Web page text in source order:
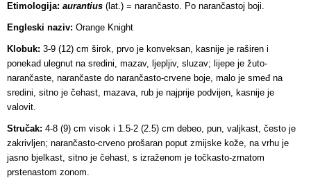
Etimologija: aurantius (lat.) = narančasto. Po narančastoj boji.
Engleski naziv: Orange Knight
Klobuk: 3-9 (12) cm širok, prvo je konveksan, kasnije je raširen i
ponekad ulegnut na sredini, mazav, ljepljiv, sluzav; lijepe je žuto-
narančaste, narančaste do narančasto-crvene boje, malo je smeđ na
sredini, sitno je čehast, mazava, rub je najprije podvijen, kasnije je
valovit.
Stručak: 4-8 (9) cm visok i 1.5-2 (2.5) cm debeo, pun, valjkast, često je
zakrivljen; narančasto-crveno prošaran poput zmijske kože, na vrhu je
jasno bjelkast, sitno je čehast, s izraženom je točkasto-zrnatom
prstenastom zonom.